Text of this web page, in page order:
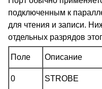
подключенным к
для чтения и записи.
отдельных разрядов
Поле Описание
0
STROBE